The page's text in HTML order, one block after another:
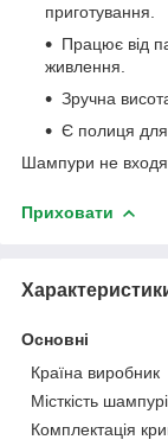
приготування.
Працює від
живлення.
Зручна
Є полиця для
Шампури не
Приховати
Основні
Країна виробник
Місткість
Комплектація